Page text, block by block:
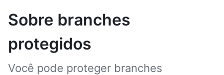
Sobre branches
protegidos
Você pode proteger branches